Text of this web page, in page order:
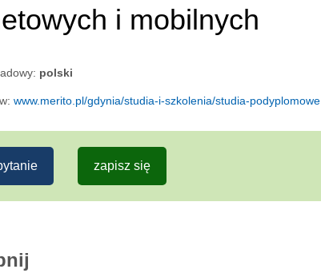
i mobilnych
polski
www.merito.pl/gdynia/studia-i-szkolenia/studia-podyplomowe
zapisz się